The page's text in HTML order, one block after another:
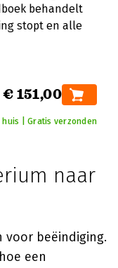
behandelt
stopt en alle
€ 151,00
huis | Gratis verzonden
naar
voor beëindiging.
een